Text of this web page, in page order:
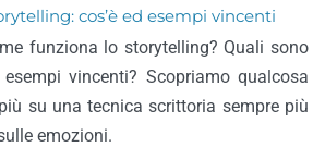
cos’è ed esempi vincenti
funziona lo storytelling? Quali sono
vincenti? Scopriamo qualcosa
su una tecnica scrittoria sempre più
emozioni.